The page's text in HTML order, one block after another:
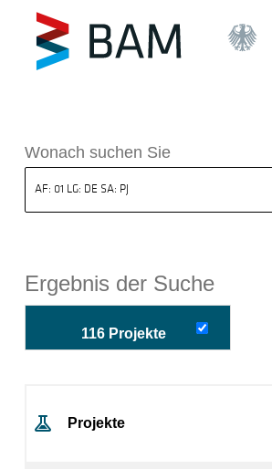
BAM
Wonach suchen Sie
Ergebnis der Suche
116 Projekte
Projekte